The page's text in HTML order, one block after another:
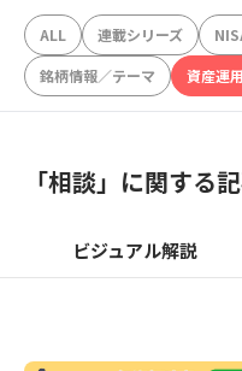
ALL 連載シリーズ
銘柄情報／テーマ
資産運
「相談」に関する
ビジュアル解説